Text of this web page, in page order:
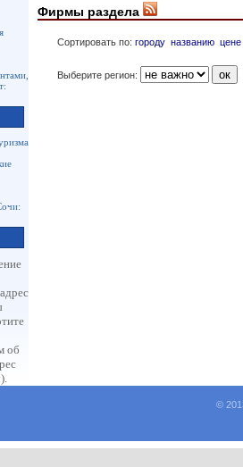
об
Фирмы раздела
Сортировать по: городу названию цене
Выберите регион:
©